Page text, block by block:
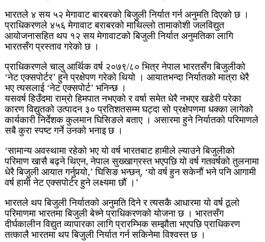
भारतले ४ सय ५२ मेगावाट बारबरको बिजुली निर्यात गर्न अनुमति दिएको छ ।
प्राधिकरणले ४५६ मेगावाट बराबरको माथिल्लो तामाकोशी जलविद्युत
आयोजनासहित थप १२ सय मेगावाटको बिजुली निर्यात अनुमतिका लागि
भारतसँग प्रस्ताव गरेको छ ।
प्राधिकरणले चालु आर्थिक वर्ष २०७९/८० भित्र नेपाल भारतसँग बिजुलीको
‘नेट एक्सपोर्टर’ हुने प्रक्षेपण गरेको थियो । आयातभन्दा निर्यातको मात्रा धेरै
भए त्यसलाई ‘नेट एक्सपोर्ट’ भनिन्छ ।
यसवर्ष हिउँदमा राम्रो हिमपात नभएको र वर्षा समेत धेरै नभएर खडेरी परेका
कारण विद्युतको उत्पादन ३० प्रतिशतसम्म घट्दा सो प्रक्षेपणमा धक्का लागेको
कार्यकारी निर्देशक कुलमान घिसिङले बताए । असारमा हुने निर्यातको परिमाणले
सबै कुरा स्पष्ट गर्ने उनको भनाइ छ ।
‘सामान्य अवस्थामा रहेको भए यो वर्ष भारतबाट हामीले ल्याउने बिजुलीको
परिमाण खासै बढ्ने थिएन, नेपाल सुख्खाग्रस्त भएपछि यो वर्ष गतवर्षको तुलनामा
धेरै बिजुली आयात गर्नुपर्‍यो,’ घिसिङ भन्छन्, ‘यो वर्ष हुन सकेनौं भने पनि आगामी
वर्ष हामी नेट एक्सपोर्टर हुने लक्ष्यमा छौं ।’
भारतले थप बिजुली निर्यातको अनुमति दिने र त्यसकै आधारमा यो वर्ष ठूलो
परिमाणमा भारतमा बिजुली बेच्ने प्राधिकरणको योजना छ । भारतसँग
दीर्घकालीन विद्युत व्यापारका लागि प्रारम्भिक सम्झौता भएपछि प्राधिकरण
तत्कालै भारतमा थप बिजुली निर्यात गर्न सकिनेमा विश्वस्त छ ।